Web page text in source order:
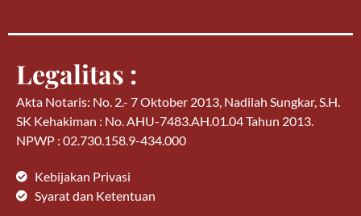
Legalitas :
Akta Notaris: No. 2.- 7 Oktober 2013, Nadilah Sungkar, S.H.
SK Kehakiman : No. AHU-7483.AH.01.04 Tahun 2013.
NPWP : 02.730.158.9-434.000
Kebijakan Privasi
Syarat dan Ketentuan